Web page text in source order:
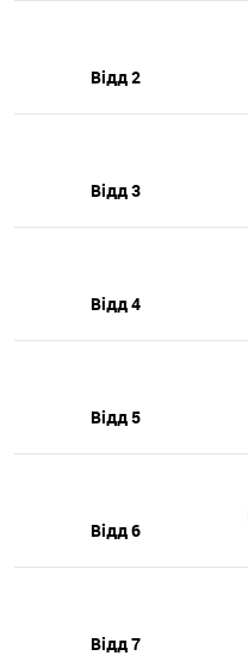
Відд 2
Відд 3
Відд 4
Відд 5
Відд 6
Відд 7